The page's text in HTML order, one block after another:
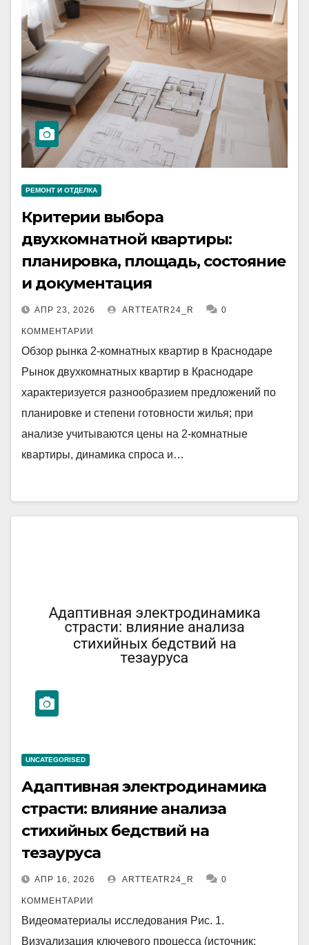
РЕМОНТ И ОТДЕЛКА
Критерии выбора
двухкомнатной квартиры:
планировка, площадь, состояние
и документация
АПР 23, 2026 ARTTEATR24_R 0
КОММЕНТАРИИ
Обзор рынка 2-комнатных квартир в Краснодаре
Рынок двухкомнатных квартир в Краснодаре
характеризуется разнообразием предложений по
планировке и степени готовности жилья; при
анализе учитываются цены на 2-комнатные
квартиры, динамика спроса и…
UNCATEGORISED
Адаптивная электродинамика
страсти: влияние анализа
стихийных бедствий на
тезауруса
АПР 16, 2026 ARTTEATR24_R 0
КОММЕНТАРИИ
Видеоматериалы исследования Рис. 1.
Визуализация ключевого процесса (источник: